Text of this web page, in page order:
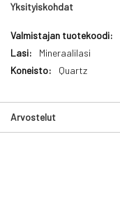
Yksityiskohdat
Yksityiskohdat
Mineraalilasi
Quartz
Arvostelut